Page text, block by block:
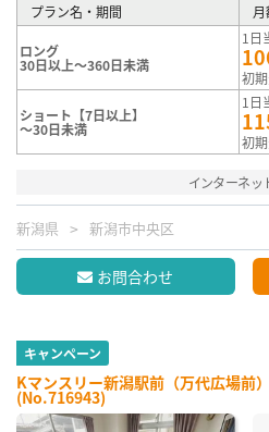
プラン名・期間
ロング
30日以上～360日未満
1日
初
ショート【7日以上】
～30日未満
1日
初
インターネッ
新潟県 新潟市中央区
お問合わせ
キャンペーン
Kマンスリー新潟駅前（万代広場前
(No.716943)